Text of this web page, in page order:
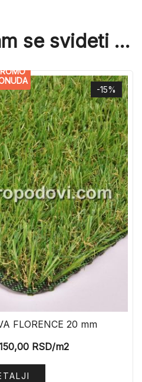
se svideti …
-15%
FLORENCE 20 mm
RSD/m2